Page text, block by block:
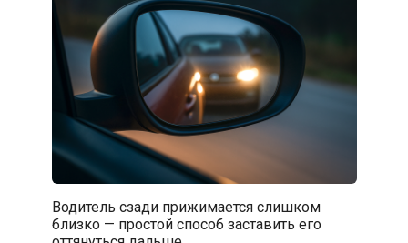
Водитель сзади прижимается слишком
близко — простой способ заставить его